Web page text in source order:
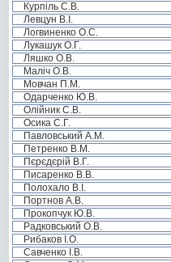
Курпіль С.В.
Левцун В.І.
Логвиненко О.С.
Лукашук О.Г.
Ляшко О.В.
Маліч О.В.
Мовчан П.М.
Одарченко Ю.В.
Олійник С.В.
Осика С.Г.
Павловський А.М.
Петренко В.М.
Пєрєдєрій В.Г.
Писаренко В.В.
Полохало В.І.
Портнов А.В.
Прокопчук Ю.В.
Радковський О.В.
Рибаков І.О.
Савченко І.В.